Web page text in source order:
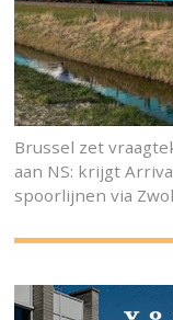
Brussel zet
aan NS: krijgt
spoorlijnen via